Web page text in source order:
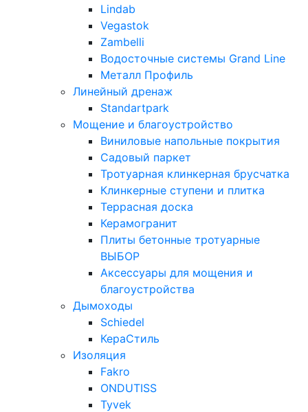
Lindab
Vegastok
Zambelli
Водосточные системы Grand Line
Металл Профиль
Линейный дренаж
Standartpark
Мощение и благоустройство
Виниловые напольные покрытия
Садовый паркет
Тротуарная клинкерная брусчатка
Клинкерные ступени и плитка
Террасная доска
Керамогранит
Плиты бетонные тротуарные
ВЫБОР
Аксессуары для мощения и
благоустройства
Дымоходы
Schiedel
КераСтиль
Изоляция
Fakro
ONDUTISS
Tyvek